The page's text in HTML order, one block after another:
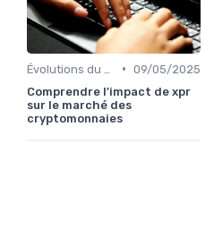
• 09/05/2025
Comprendre l'impact de xpr
sur le marché des
cryptomonnaies